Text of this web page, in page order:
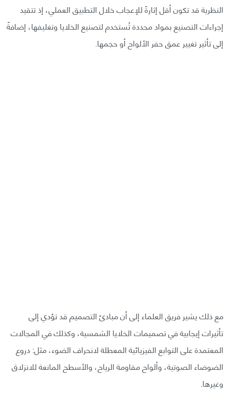
النظرية قد تكون أقل إثارةً للإعجاب خلال التطبيق العملي، إذ تتقيد
إجراءات التصنيع بمواد محددة تُستخدم لتصنيع الخلايا وتغليفها، إضافةً
إلى تأثير تغيير عمق حفر الألواح أو حجمها.
مع ذلك يشير فريق العلماء إلى أن مبادئ التصميم قد تؤدي إلى
تأثيرات إيجابية في تصميمات الخلايا الشمسية، وكذلك في المجالات
المعتمدة على التوابع الفيزيائية المعطلة لانحراف الضوء، مثل: دروع
الضوضاء الصوتية، وألواح مقاومة الرياح، والأسطح المانعة للانزلاق
وغيرها.